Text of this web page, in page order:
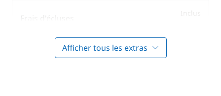
Frais d'écluses Inclus
Afficher tous les extras